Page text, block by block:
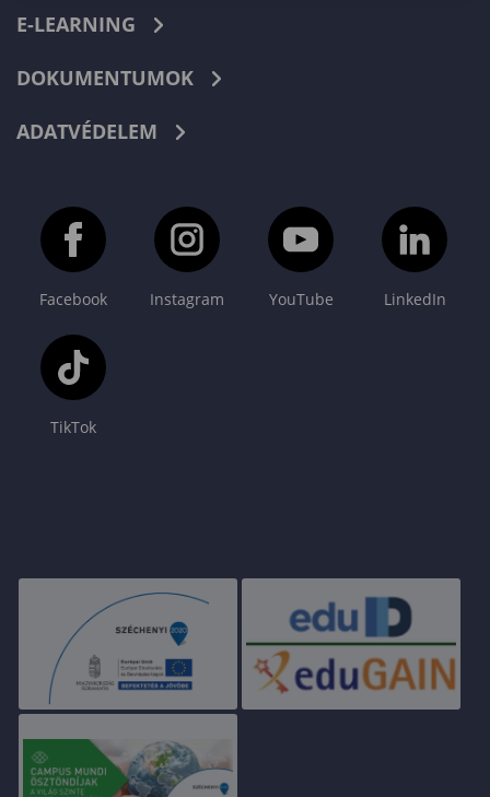
E-LEARNING
DOKUMENTUMOK
ADATVÉDELEM
Facebook Instagram YouTube LinkedIn
TikTok